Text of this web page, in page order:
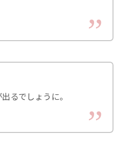
るでしょうに。